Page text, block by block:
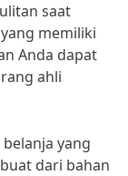
saat
memiliki
Anda dapat
ahli
yang
dari bahan